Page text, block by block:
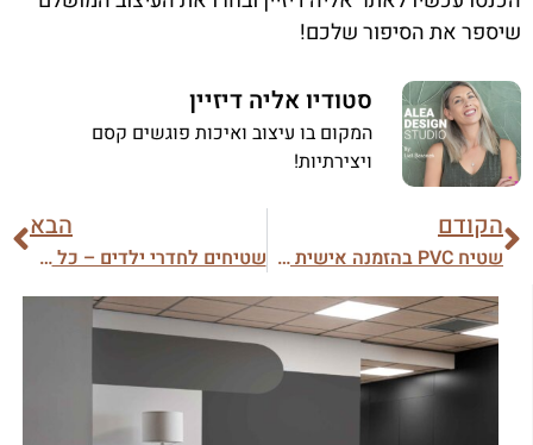
שיספר את הסיפור שלכם!
סטודיו אליה דיזיין
המקום בו עיצוב ואיכות פוגשים קסם
ויצירתיות!
הקודם
שטיח PVC בהזמנה אישית – כך תעצבו אותו במדויק!
הבא
שטיחים לחדרי ילדים – כל מה שצריך לדעת